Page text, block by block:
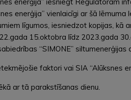
enerģija” vienlaicīgi ar šā
līgumos, iesniedzot kopijas, kā
15.oktobra līdz 2023.gada
“SIMONE”
faktori vai SIA “Alūksnes
ar tā parakstīšanas dienu.